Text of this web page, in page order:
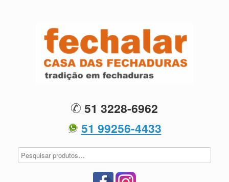
51 3228-6962
51 99256-4433